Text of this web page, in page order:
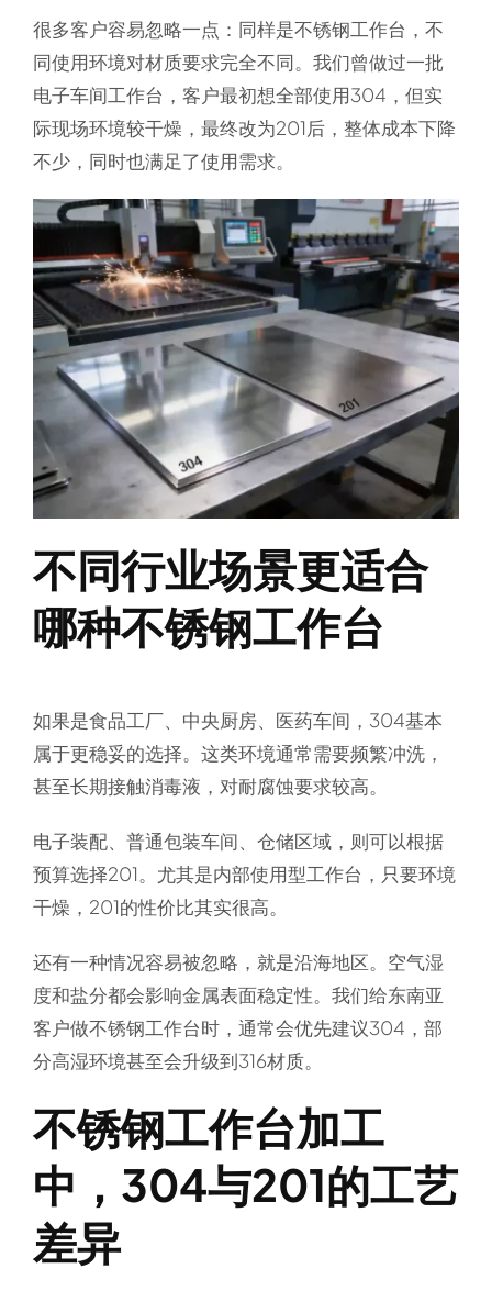
很多客户容易忽略一点：同样是不锈钢工作台，不
同使用环境对材质要求完全不同。我们曾做过一批
电子车间工作台，客户最初想全部使用304，但实
际现场环境较干燥，最终改为201后，整体成本下降
不少，同时也满足了使用需求。
不同行业场景更适合
哪种不锈钢工作台
如果是食品工厂、中央厨房、医药车间，304基本
属于更稳妥的选择。这类环境通常需要频繁冲洗，
甚至长期接触消毒液，对耐腐蚀要求较高。
电子装配、普通包装车间、仓储区域，则可以根据
预算选择201。尤其是内部使用型工作台，只要环境
干燥，201的性价比其实很高。
还有一种情况容易被忽略，就是沿海地区。空气湿
度和盐分都会影响金属表面稳定性。我们给东南亚
客户做不锈钢工作台时，通常会优先建议304，部
分高湿环境甚至会升级到316材质。
不锈钢工作台加工
中，304与201的工艺
差异